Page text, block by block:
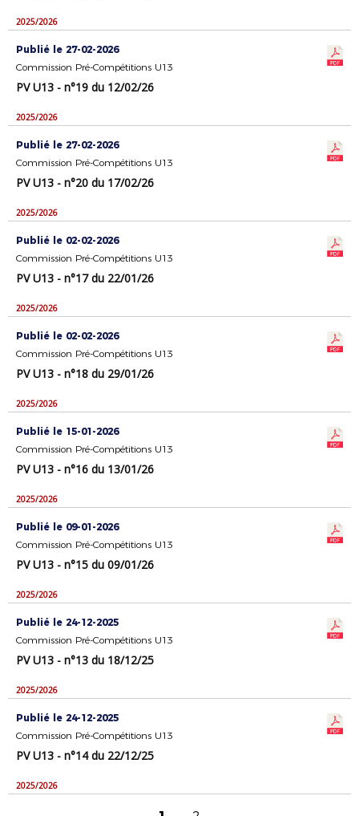
2025/2026
Publié le 27-02-2026
Commission Pré-Compétitions U13
PV U13 - n°19 du 12/02/26
2025/2026
Publié le 27-02-2026
Commission Pré-Compétitions U13
PV U13 - n°20 du 17/02/26
2025/2026
Publié le 02-02-2026
Commission Pré-Compétitions U13
PV U13 - n°17 du 22/01/26
2025/2026
Publié le 02-02-2026
Commission Pré-Compétitions U13
PV U13 - n°18 du 29/01/26
2025/2026
Publié le 15-01-2026
Commission Pré-Compétitions U13
PV U13 - n°16 du 13/01/26
2025/2026
Publié le 09-01-2026
Commission Pré-Compétitions U13
PV U13 - n°15 du 09/01/26
2025/2026
Publié le 24-12-2025
Commission Pré-Compétitions U13
PV U13 - n°13 du 18/12/25
2025/2026
Publié le 24-12-2025
Commission Pré-Compétitions U13
PV U13 - n°14 du 22/12/25
2025/2026